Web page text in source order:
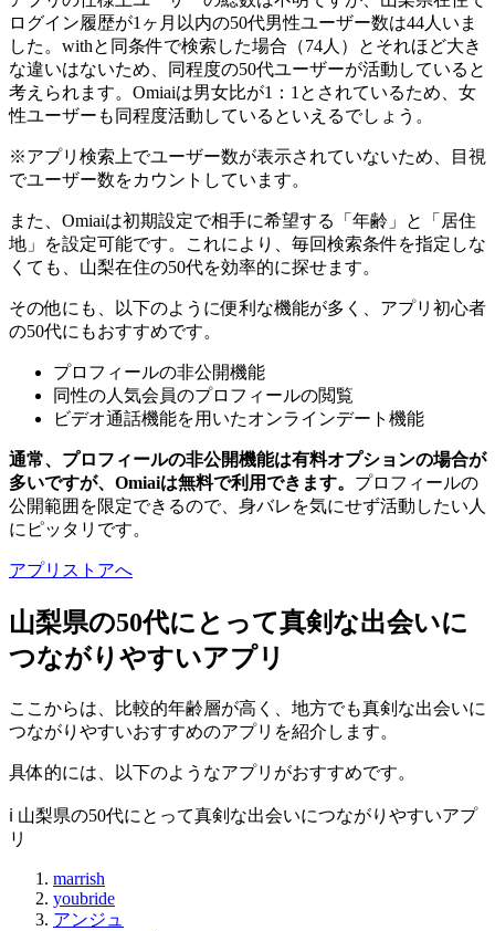
ログイン履歴が1ヶ月以内の50代男性ユーザー数は44人いま
した。withと同条件で検索した場合（74人）とそれほど大き
な違いはないため、同程度の50代ユーザーが活動していると
考えられます。Omiaiは男女比が1：1とされているため、女
性ユーザーも同程度活動しているといえるでしょう。
※アプリ検索上でユーザー数が表示されていないため、目視
でユーザー数をカウントしています。
また、Omiaiは初期設定で相手に希望する「年齢」と「居住
地」を設定可能です。これにより、毎回検索条件を指定しな
くても、山梨在住の50代を効率的に探せます。
その他にも、以下のように便利な機能が多く、アプリ初心者
の50代にもおすすめです。
プロフィールの非公開機能
同性の人気会員のプロフィールの閲覧
ビデオ通話機能を用いたオンラインデート機能
通常、プロフィールの非公開機能は有料オプションの場合が
多いですが、Omiaiは無料で利用できます。 プロフィールの
公開範囲を限定できるので、身バレを気にせず活動したい人
にピッタリです。
アプリストアへ
山梨県の50代にとって真剣な出会いに
つながりやすいアプリ
ここからは、比較的年齢層が高く、地方でも真剣な出会いに
つながりやすいおすすめのアプリを紹介します。
具体的には、以下のようなアプリがおすすめです。
ℹ️ 山梨県の50代にとって真剣な出会いにつながりやすいアプ
リ
marrish
youbride
アンジュ